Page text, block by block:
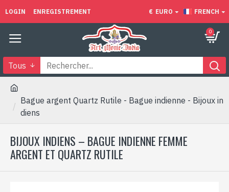
LOGIN ENREGISTREMENT € EURO FRENCH
0
Tous
Bague argent Quartz Rutile - Bague indienne - Bijoux in
diens
BIJOUX INDIENS – BAGUE INDIENNE FEMME
ARGENT ET QUARTZ RUTILE